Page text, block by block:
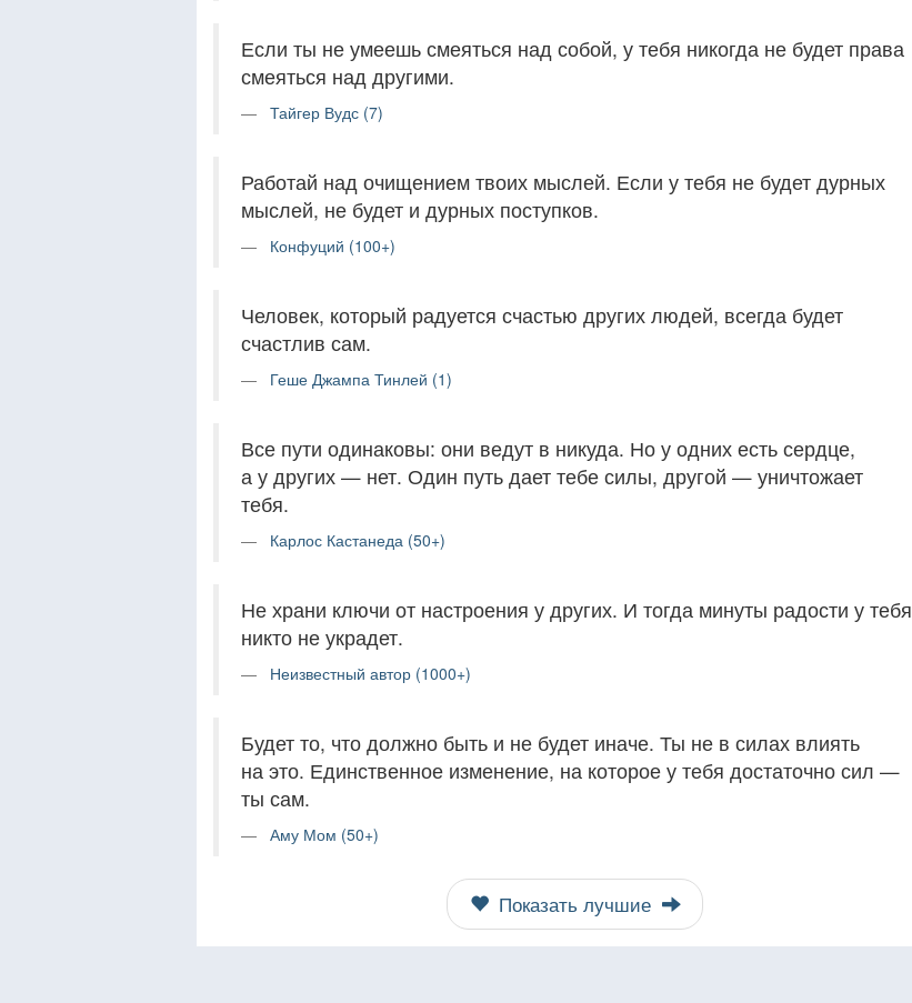
Если ты не умеешь смеяться над собой, у тебя никогда не будет права
смеяться над другими.
Тайгер Вудс (7)
Работай над очищением твоих мыслей. Если у тебя не будет дурных
мыслей, не будет и дурных поступков.
Конфуций (100+)
Человек, который радуется счастью других людей, всегда будет
счастлив сам.
Геше Джампа Тинлей (1)
Все пути одинаковы: они ведут в никуда. Но у одних есть сердце,
а у других — нет. Один путь дает тебе силы, другой — уничтожает
тебя.
Карлос Кастанеда (50+)
Не храни ключи от настроения у других. И тогда минуты радости у тебя
никто не украдет.
Неизвестный автор (1000+)
Будет то, что должно быть и не будет иначе. Ты не в силах влиять
на это. Единственное изменение, на которое у тебя достаточно сил —
ты сам.
Аму Мом (50+)
Показать лучшие